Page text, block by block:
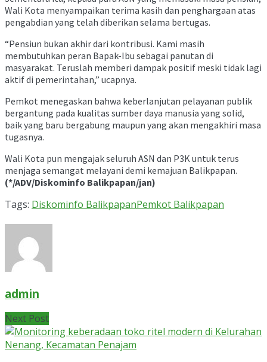
Wali Kota menyampaikan terima kasih dan penghargaan atas
pengabdian yang telah diberikan selama bertugas.
“Pensiun bukan akhir dari kontribusi. Kami masih
membutuhkan peran Bapak-Ibu sebagai panutan di
masyarakat. Teruslah memberi dampak positif meski tidak lagi
aktif di pemerintahan,” ucapnya.
Pemkot menegaskan bahwa keberlanjutan pelayanan publik
bergantung pada kualitas sumber daya manusia yang solid,
baik yang baru bergabung maupun yang akan mengakhiri masa
tugasnya.
Wali Kota pun mengajak seluruh ASN dan P3K untuk terus
menjaga semangat melayani demi kemajuan Balikpapan.
(*/ADV/Diskominfo Balikpapan/jan)
Tags: Diskominfo BalikpapanPemkot Balikpapan
admin
Next Post